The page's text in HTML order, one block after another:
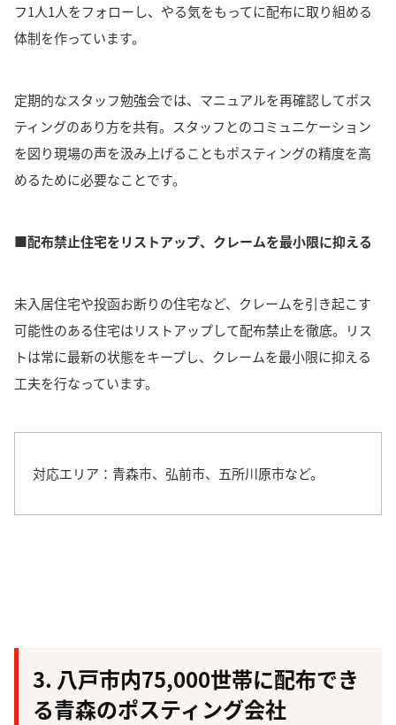
フ1人1人をフォローし、やる気をもってに配布に取り組める
体制を作っています。
定期的なスタッフ勉強会では、マニュアルを再確認してポス
ティングのあり方を共有。 スタッフとのコミュニケーション
を図り現場の声を汲み上げることもポスティングの精度を高
めるために必要なことです。
■配布禁止住宅をリストアップ、クレームを最小限に抑える
未入居住宅や投函お断りの住宅など、 クレームを引き起こす
可能性のある住宅はリストアップして配布禁止を徹底。
リス
トは常に最新の状態をキープし、クレームを最小限に抑える
工夫を行なっています。
対応エリア：青森市、弘前市、五所川原市など。
3. 八戸市内75,000世帯に配布でき
る青森のポスティング会社